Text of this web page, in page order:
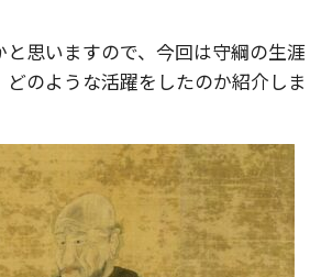
思いますので、今回は守綱の生涯
のような活躍をしたのか紹介しま